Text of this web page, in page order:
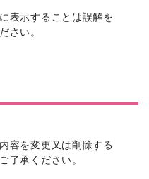
表示することは誤解を
さい。
容を変更又は削除する
了承ください。